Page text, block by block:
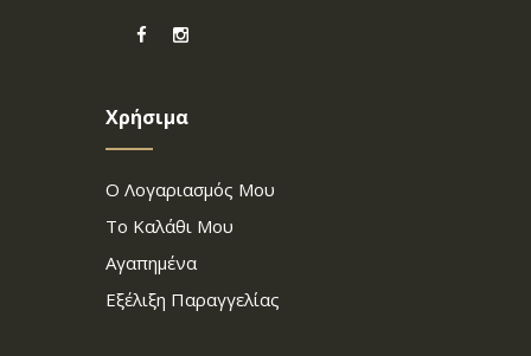
Χρήσιμα
Ο Λογαριασμός Μου
Το Καλάθι Μου
Αγαπημένα
Εξέλιξη Παραγγελίας